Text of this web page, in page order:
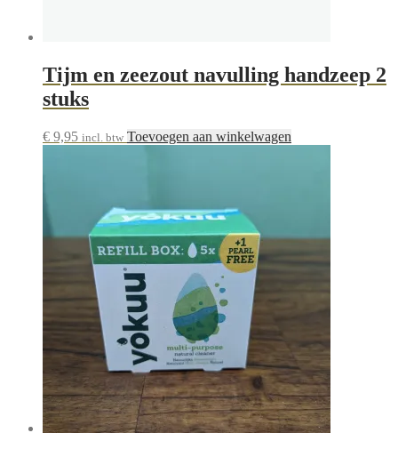
Tijm en zeezout navulling handzeep 2
stuks
€ 9,95 incl. btw Toevoegen aan winkelwagen